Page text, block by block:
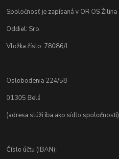
Spoločnosť je zapísaná v OR OS Žilina
Oddiel: Sro.
Vložka číslo: 78086/L
Oslobodenia 224/58
01305 Belá
(adresa slúži iba ako sídlo spoločnosti)
Číslo účtu (IBAN):